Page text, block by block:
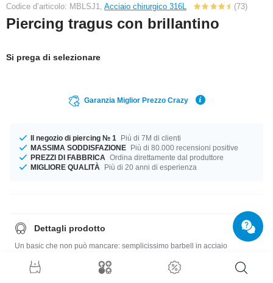
Codice d’articolo: MBLSJ1, Acciaio chirurgico 316L (73)
Piercing tragus con brillantino
Si prega di selezionare
Garanzia Miglior Prezzo Crazy
Il negozio di piercing № 1
Più di 7M di clienti
MASSIMA SODDISFAZIONE Più di 80.000 recensioni positive
PREZZI DI FABBRICA Ordina direttamente dal produttore
MIGLIORE QUALITÀ
Più di 20 anni di esperienza
Dettagli prodotto
Un basic che non può mancare: semplicissimo barbell in acciaio